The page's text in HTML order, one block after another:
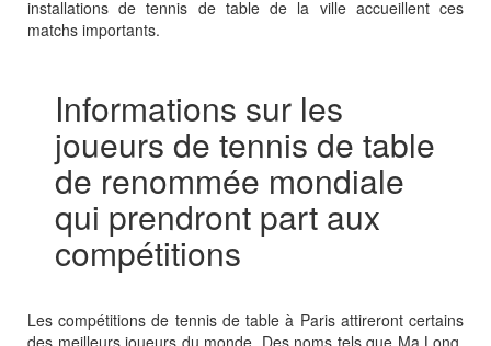
installations de tennis de table de la ville accueillent ces
matchs importants.
Informations sur les
joueurs de tennis de table
de renommée mondiale
qui prendront part aux
compétitions
Les compétitions de tennis de table à Paris attireront certains